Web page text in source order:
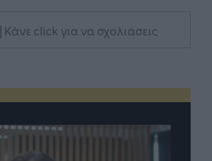
| Κάνε click για να σχολιάσεις